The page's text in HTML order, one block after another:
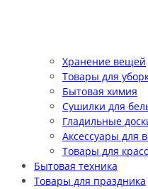
Хранение вещей
Товары для
Бытовая химия
Сушилки для
Гладильные
Аксессуары для
Товары для
Бытовая техника
Товары для праздника